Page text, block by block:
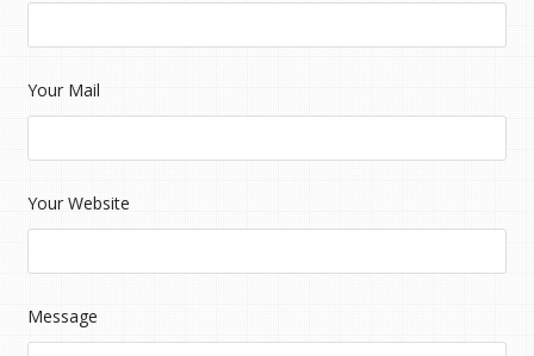
Your Mail
Your Website
Message